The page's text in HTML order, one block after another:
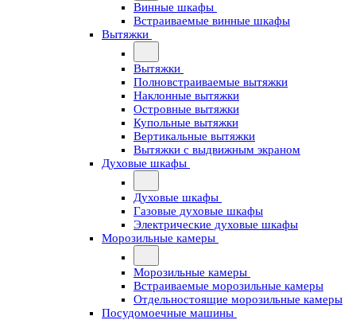
Винные шкафы
Встраиваемые винные шкафы
Вытяжки
Вытяжки
Полновстраиваемые вытяжки
Наклонные вытяжки
Островные вытяжки
Купольные вытяжки
Вертикальные вытяжки
Вытяжки с выдвижным экраном
Духовые шкафы
Духовые шкафы
Газовые духовые шкафы
Электрические духовые шкафы
Морозильные камеры
Морозильные камеры
Встраиваемые морозильные камеры
Отдельностоящие морозильные камеры
Посудомоечные машины